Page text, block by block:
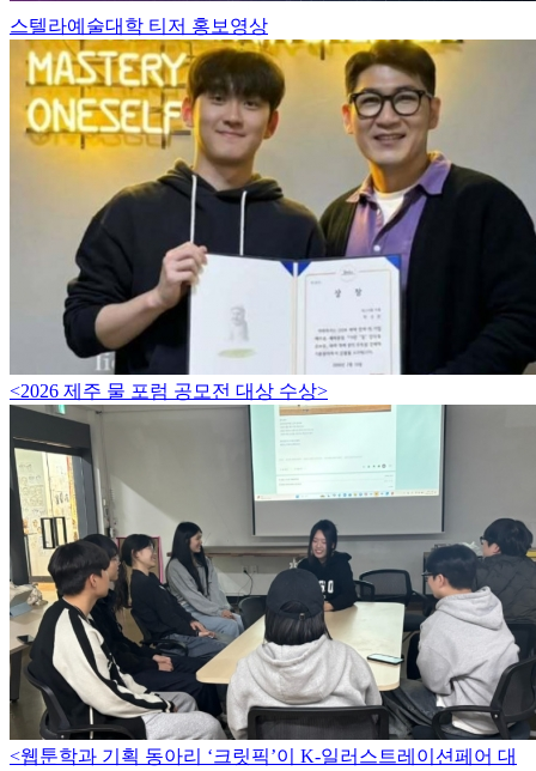
스텔라예술대학 티저 홍보영상
<2026 제주 물 포럼 공모전 대상 수상>
<웹툰학과 기획 동아리 ‘크릿픽’이 K-일러스트레이션페어 대